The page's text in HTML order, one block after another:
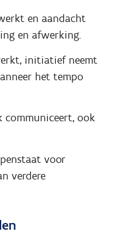
en aandacht
en afwerking.
initiatief neemt
het tempo
communiceert, ook
voor
verdere